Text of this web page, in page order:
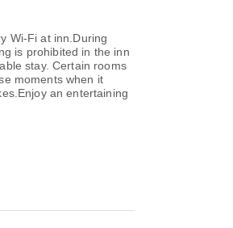
Wi-Fi at inn.During
is prohibited in the inn
stay. Certain rooms
moments when it
an entertaining